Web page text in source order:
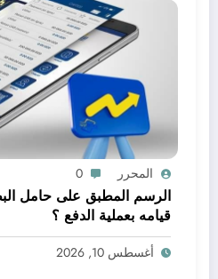
المحرر 0
الرسم المطبق على حامل
قيامه بعملية الدفع ؟
أغسطس 10, 2026